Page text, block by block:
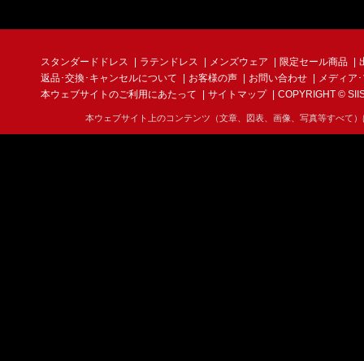
スタンダードドレス ラテンドレス メンズウェア 限定セール商品
返品･交換･キャンセルについて
お客様の声 お問い合わせ
メディア
本ウェブサイトのご利用にあたって
サイトマップ COPYRIGHT ©
本ウェブサイト上のコンテンツ（文章、図表、画像、写真等すべて